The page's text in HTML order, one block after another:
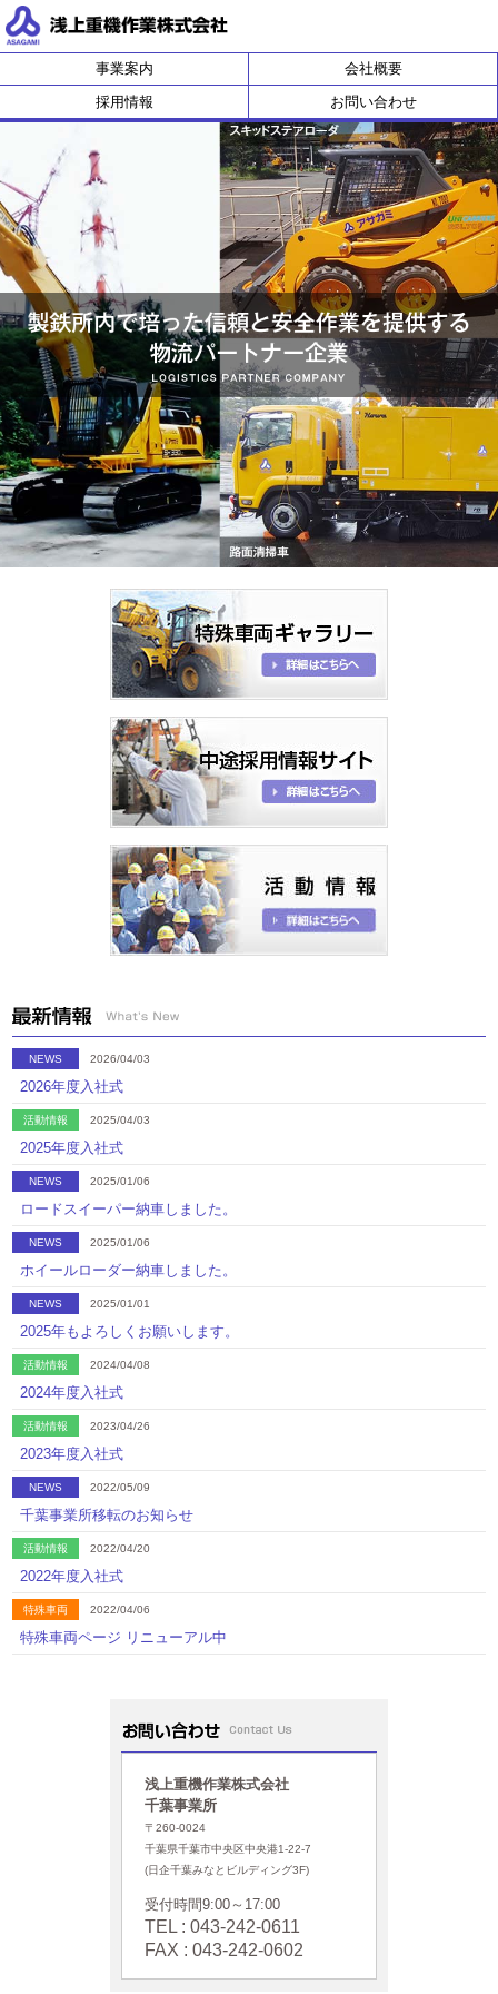
事業案内
会社概要
採用情報
お問い合わせ
NEWS 2026/04/03
2026年度入社式
活動情報 2025/04/03
2025年度入社式
NEWS 2025/01/06
ロードスイーパー納車しました。
NEWS 2025/01/06
ホイールローダー納車しました。
NEWS 2025/01/01
2025年もよろしくお願いします。
活動情報 2024/04/08
2024年度入社式
活動情報 2023/04/26
2023年度入社式
NEWS 2022/05/09
千葉事業所移転のお知らせ
活動情報 2022/04/20
2022年度入社式
特殊車両 2022/04/06
特殊車両ページ リニューアル中
2021/04/27
2020/08/25
令和2年度 任期制自衛官 首都圏合同企業説明会に参加しました。
2020/07/01
2020/04/03
2019/04/05
浅上重機作業株式会社
千葉事業所
〒260-0024
千葉県千葉市中央区中央港1-22-7
(日企千葉みなとビルディング3F)
受付時間9:00～17:00
TEL : 043-242-0611
FAX : 043-242-0602